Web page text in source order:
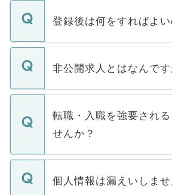
登録後は何をすればよ
ご登録いただきましたら、
登録内容を確認し、その後
ます。通常、5営業日以内
いただきますので、しばら
い。
非公開求人とはなんです
マイナビDOCTORで取り
うち約3割は、Webサイト
けない「非公開求人」です
下記の理由によって、一般
ません。
■応募殺到を避けるため 人
転職・入職を強要され
せんか？
転職・入職を強要すること
ん。また、仮に応募先から
個人情報は漏えいしませ